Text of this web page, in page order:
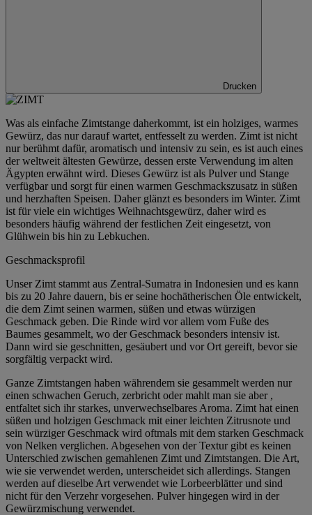
Drucken
Was als einfache Zimtstange daherkommt, ist ein holziges, warmes
Gewürz, das nur darauf wartet, entfesselt zu werden. Zimt ist nicht
nur berühmt dafür, aromatisch und intensiv zu sein, es ist auch eines
der weltweit ältesten Gewürze, dessen erste Verwendung im alten
Ägypten erwähnt wird. Dieses Gewürz ist als Pulver und Stange
verfügbar und sorgt für einen warmen Geschmackszusatz in süßen
und herzhaften Speisen. Daher glänzt es besonders im Winter. Zimt
ist für viele ein wichtiges Weihnachtsgewürz, daher wird es
besonders häufig während der festlichen Zeit eingesetzt, von
Glühwein bis hin zu Lebkuchen.
Geschmacksprofil
Unser Zimt stammt aus Zentral-Sumatra in Indonesien und es kann
bis zu 20 Jahre dauern, bis er seine hochätherischen Öle entwickelt,
die dem Zimt seinen warmen, süßen und etwas würzigen
Geschmack geben. Die Rinde wird vor allem vom Fuße des
Baumes gesammelt, wo der Geschmack besonders intensiv ist.
Dann wird sie geschnitten, gesäubert und vor Ort gereift, bevor sie
sorgfältig verpackt wird.
Ganze Zimtstangen haben währendem sie gesammelt werden nur
einen schwachen Geruch, zerbricht oder mahlt man sie aber ,
entfaltet sich ihr starkes, unverwechselbares Aroma. Zimt hat einen
süßen und holzigen Geschmack mit einer leichten Zitrusnote und
sein würziger Geschmack wird oftmals mit dem starken Geschmack
von Nelken verglichen. Abgesehen von der Textur gibt es keinen
Unterschied zwischen gemahlenen Zimt und Zimtstangen. Die Art,
wie sie verwendet werden, unterscheidet sich allerdings. Stangen
werden auf dieselbe Art verwendet wie Lorbeerblätter und sind
nicht für den Verzehr vorgesehen. Pulver hingegen wird in der
Gewürzmischung verwendet.